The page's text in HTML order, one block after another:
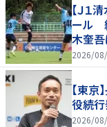
【Ｊ１
ール
木奎
場停止
2026/
【東京
役続
2026/